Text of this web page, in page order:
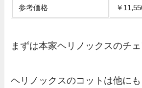
参考価格 ￥
まずは本家ヘリノックスのチェ
ヘリノックスのコットは他にも